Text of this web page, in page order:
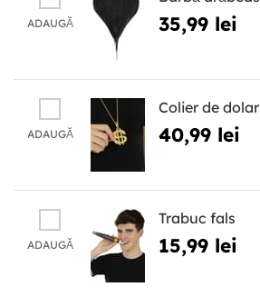
ADAUGĂ 35,99 lei
ADAUGĂ
Colier de
40,99 lei
ADAUGĂ
Trabuc fals
15,99 lei